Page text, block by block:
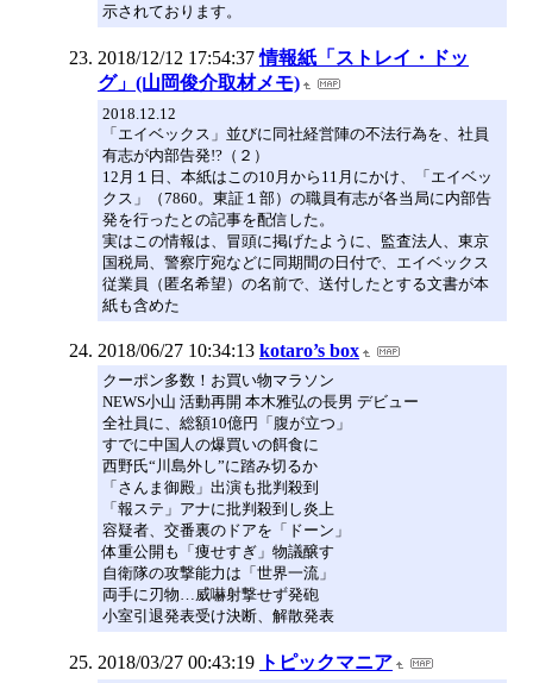
示されております。
2018/12/12 17:54:37 情報紙「ストレイ・ドッ
グ」(山岡俊介取材メモ)
2018.12.12
「エイベックス」並びに同社経営陣の不法行為を、社員
有志が内部告発!?（２）
12月１日、本紙はこの10月から11月にかけ、「エイベッ
クス」（7860。東証１部）の職員有志が各当局に内部告
発を行ったとの記事を配信した。
実はこの情報は、冒頭に掲げたように、監査法人、東京
国税局、警察庁宛などに同期間の日付で、エイベックス
従業員（匿名希望）の名前で、送付したとする文書が本
紙も含めた
2018/06/27 10:34:13 kotaro’s box
クーポン多数！お買い物マラソン
NEWS小山 活動再開 本木雅弘の長男 デビュー
全社員に、総額10億円「腹が立つ」
すでに中国人の爆買いの餌食に
西野氏“川島外し”に踏み切るか
「さんま御殿」出演も批判殺到
「報ステ」アナに批判殺到し炎上
容疑者、交番裏のドアを「ドーン」
体重公開も「痩せすぎ」物議醸す
自衛隊の攻撃能力は「世界一流」
両手に刃物…威嚇射撃せず発砲
小室引退発表受け決断、解散発表
2018/03/27 00:43:19 トピックマニア